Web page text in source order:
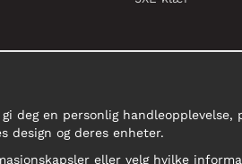
deg en personlig
design og deres enheter.
eller velg hvilke